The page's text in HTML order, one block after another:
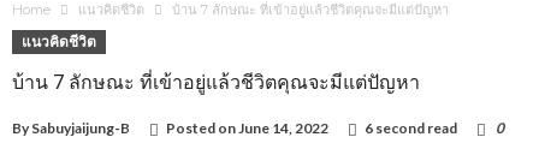
Home แนวคิดชีวิต บ้าน 7 ลักษณะ ที่เข้าอยู่แล้วชีวิตคุณจะมีแต่ปัญหา
แนวคิดชีวิต
บ้าน 7 ลักษณะ ที่เข้าอยู่แล้วชีวิตคุณจะมีแต่ปัญหา
By Sabuyjaijung-B Posted onJune 14, 2022 6 second read
0